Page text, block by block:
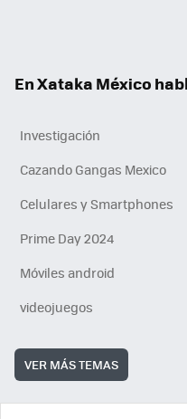
En Xataka México
Investigación
Cazando Gangas Mexico
Celulares y Smartphones
Prime Day 2024
Móviles android
videojuegos
VER MÁS TEMAS